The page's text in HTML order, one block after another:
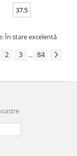
37.5
În stare excelentă
2 3 ... 84